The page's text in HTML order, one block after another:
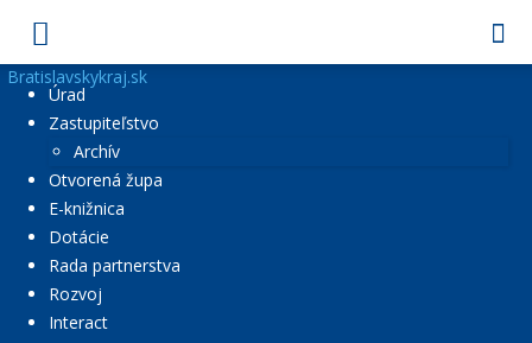
Bratislavskykraj.sk
Úrad
Zastupiteľstvo
Archív
Otvorená župa
E-knižnica
Dotácie
Rada partnerstva
Rozvoj
Interact